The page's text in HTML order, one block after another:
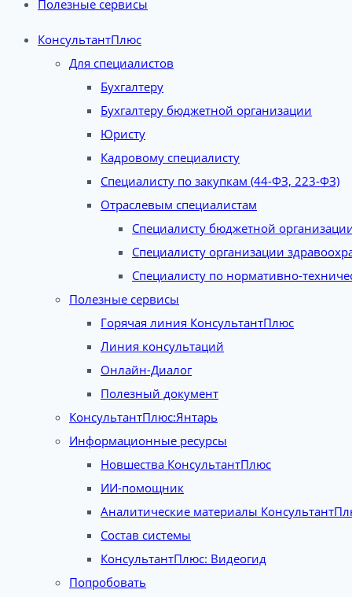
Полезные сервисы
КонсультантПлюс
Для специалистов
Бухгалтеру
Бухгалтеру бюджетной организации
Юристу
Кадровому специалисту
Специалисту по закупкам (44-ФЗ, 223-ФЗ)
Отраслевым специалистам
Специалисту бюджетной
Специалисту организации
Специалисту по нормативно-
Полезные сервисы
Горячая линия КонсультантПлюс
Линия консультаций
Онлайн-Диалог
Полезный документ
КонсультантПлюс:Янтарь
Информационные ресурсы
Новшества КонсультантПлюс
ИИ-помощник
Аналитические материалы
Состав системы
КонсультантПлюс: Видеогид
Попробовать